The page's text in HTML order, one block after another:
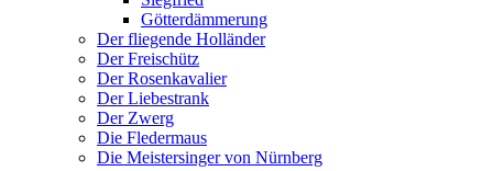
Götterdämmerung
Der fliegende Holländer
Der Freischütz
Der Rosenkavalier
Der Liebestrank
Der Zwerg
Die Fledermaus
Die Meistersinger von Nürnberg